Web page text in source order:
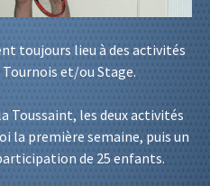
toujours lieu à des activités
Tournois et/ou Stage.
Toussaint, les deux activités
la première semaine, puis un
de 25 enfants.